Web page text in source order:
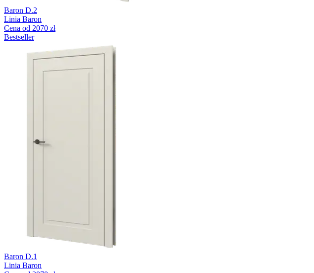
Baron D.2
Linia Baron
Cena od 2070 zł
Bestseller
Baron D.1
Linia Baron